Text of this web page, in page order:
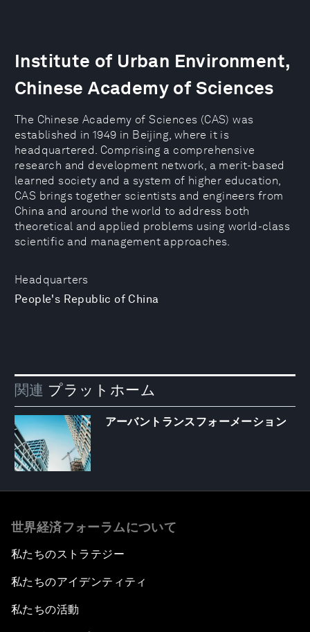
Headquarters
People's Republic of China
Institute of Urban Environment,
Chinese Academy of Sciences
The Chinese Academy of Sciences (CAS) was
established in 1949 in Beijing, where it is
headquartered. Comprising a comprehensive
research and development network, a merit-based
learned society and a system of higher education,
CAS brings together scientists and engineers from
China and around the world to address both
theoretical and applied problems using world-class
scientific and management approaches.
関連 プラットホーム
アーバントランスフォーメーション
世界経済フォーラムについて
私たちのストラテジー
私たちのアイデンティティ
私たちの活動